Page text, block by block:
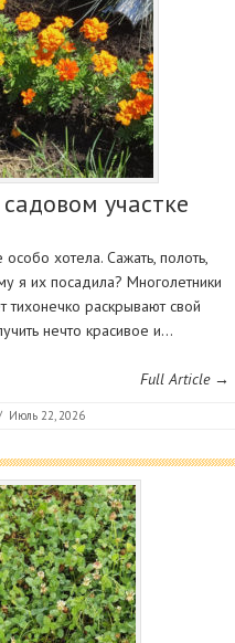
участке
хотела. Сажать, полоть,
я их посадила? Многолетники
тихонечко раскрывают свой
нечто красивое и…
Full Article →
Июль 22, 2026